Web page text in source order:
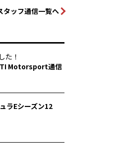
タッフ通信一覧へ
た！
Motorsport通信
ラEシーズン12